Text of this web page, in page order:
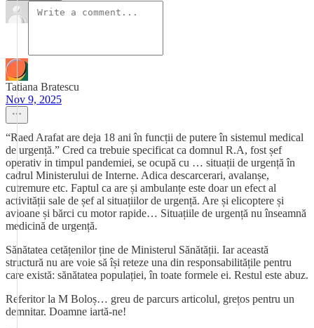
Tatiana Bratescu
Nov 9, 2025
“Raed Arafat are deja 18 ani în funcții de putere în sistemul medical
de urgență.” Cred ca trebuie specificat ca domnul R.A, fost șef
operativ in timpul pandemiei, se ocupă cu … situații de urgență în
cadrul Ministerului de Interne. Adica descarcerari, avalanșe,
cutremure etc. Faptul ca are și ambulanțe este doar un efect al
activității sale de șef al situațiilor de urgență. Are și elicoptere și
avioane și bărci cu motor rapide… Situațiile de urgență nu înseamnă
medicină de urgență.
Sănătatea cetățenilor ține de Ministerul Sănătății. Iar această
structură nu are voie să își reteze una din responsabilitățile pentru
care există: sănătatea populației, în toate formele ei. Restul este abuz.
Referitor la M Boloș… greu de parcurs articolul, grețos pentru un
demnitar. Doamne iartă-ne!